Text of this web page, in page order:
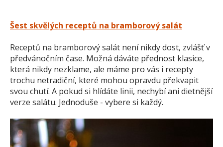
Šest skvělých receptů na bramborový salát
Receptů na bramborový salát není nikdy dost, zvlášť v
předvánočním čase. Možná dáváte přednost klasice,
která nikdy nezklame, ale máme pro vás i recepty
trochu netradiční, které mohou opravdu překvapit
svou chutí. A pokud si hlídáte linii, nechybí ani dietnější
verze salátu. Jednoduše - vybere si každý.